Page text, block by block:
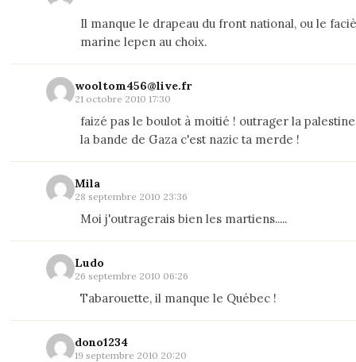
Il manque le drapeau du front national, ou le
marine lepen au choix.
wooltom456@live.fr
21 octobre 2010 17:30
faizé pas le boulot à moitié ! outrager la
la bande de Gaza c'est nazic ta merde !
Mila
28 septembre 2010 23:36
Moi j'outragerais bien les martiens.....
Ludo
26 septembre 2010 06:26
Tabarouette, il manque le Québec !
dono1234
19 septembre 2010 20:20